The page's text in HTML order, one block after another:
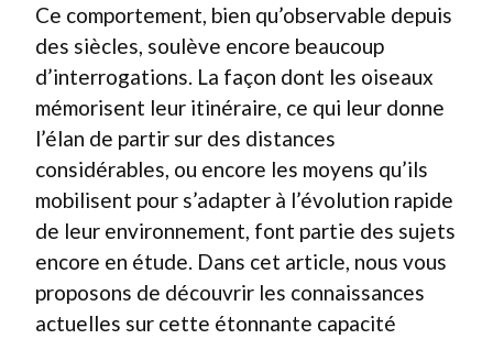
Ce comportement, bien qu’observable depuis
des siècles, soulève encore beaucoup
d’interrogations. La façon dont les oiseaux
mémorisent leur itinéraire, ce qui leur donne
l’élan de partir sur des distances
considérables, ou encore les moyens qu’ils
mobilisent pour s’adapter à l’évolution rapide
de leur environnement, font partie des sujets
encore en étude. Dans cet article, nous vous
proposons de découvrir les connaissances
actuelles sur cette étonnante capacité